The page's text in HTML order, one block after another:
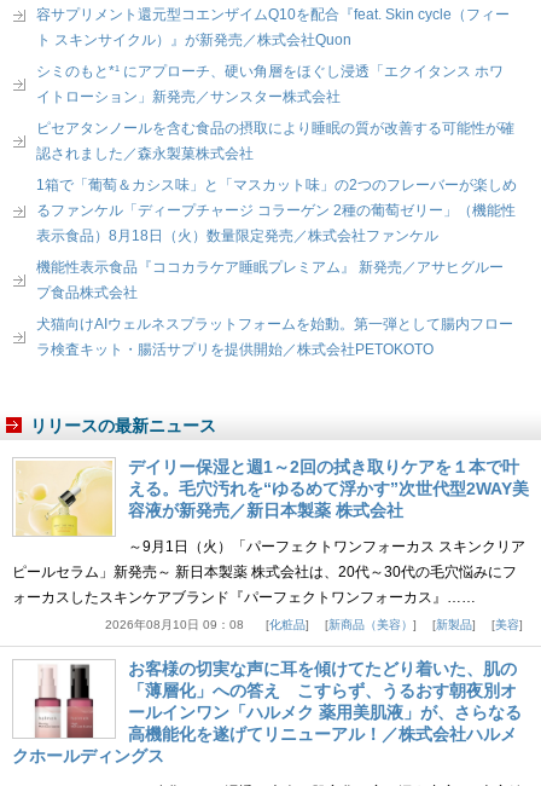
容サプリメント還元型コエンザイムQ10を配合『feat. Skin cycle（フィー
ト スキンサイクル）』が新発売／株式会社Quon
シミのもと*¹ にアプローチ、硬い角層をほぐし浸透「エクイタンス ホワ
イトローション」新発売／サンスター株式会社
ピセアタンノールを含む食品の摂取により睡眠の質が改善する可能性が確
認されました／森永製菓株式会社
1箱で「葡萄＆カシス味」と「マスカット味」の2つのフレーバーが楽しめ
るファンケル「ディープチャージ コラーゲン 2種の葡萄ゼリー」（機能性
表示食品）8月18日（火）数量限定発売／株式会社ファンケル
機能性表示食品『ココカラケア睡眠プレミアム』 新発売／アサヒグルー
プ食品株式会社
犬猫向けAIウェルネスプラットフォームを始動。第一弾として腸内フロー
ラ検査キット・腸活サプリを提供開始／株式会社PETOKOTO
リリースの最新ニュース
デイリー保湿と週1～2回の拭き取りケアを１本で叶
える。毛穴汚れを“ゆるめて浮かす”次世代型2WAY美
容液が新発売／新日本製薬 株式会社
～9月1日（火）「パーフェクトワンフォーカス スキンクリア
ピールセラム」新発売～ 新日本製薬 株式会社は、20代～30代の毛穴悩みにフ
ォーカスしたスキンケアブランド『パーフェクトワンフォーカス』……
2026年08月10日 09：08 化粧品 新商品（美容） 新製品 美容
お客様の切実な声に耳を傾けてたどり着いた、肌の
「薄層化」への答え こすらず、うるおす朝夜別オ
ールインワン「ハルメク 薬用美肌液」が、さらなる
高機能化を遂げてリニューアル！／株式会社ハルメ
クホールディングス